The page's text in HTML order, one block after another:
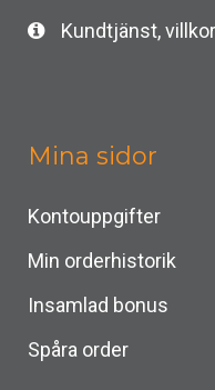
Kundtjänst,
Mina sidor
Kontouppgifter
Min orderhistorik
Insamlad bonus
Spåra order